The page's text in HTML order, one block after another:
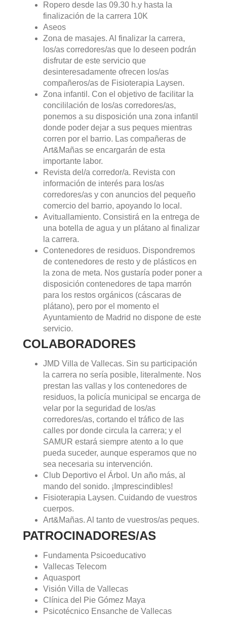
Ropero desde las 09.30 h.y hasta la
finalización de la carrera 10K
Aseos
Zona de masajes. Al finalizar la carrera,
los/as corredores/as que lo deseen podrán
disfrutar de este servicio que
desinteresadamente ofrecen los/as
compañeros/as de Fisioterapia Laysen.
Zona infantil. Con el objetivo de facilitar la
concililación de los/as corredores/as,
ponemos a su disposición una zona infantil
donde poder dejar a sus peques mientras
corren por el barrio. Las compañeras de
Art&Mañas se encargarán de esta
importante labor.
Revista del/a corredor/a. Revista con
información de interés para los/as
corredores/as y con anuncios del pequeño
comercio del barrio, apoyando lo local.
Avituallamiento. Consistirá en la entrega de
una botella de agua y un plátano al finalizar
la carrera.
Contenedores de residuos. Dispondremos
de contenedores de resto y de plásticos en
la zona de meta. Nos gustaría poder poner a
disposición contenedores de tapa marrón
para los restos orgánicos (cáscaras de
plátano), pero por el momento el
Ayuntamiento de Madrid no dispone de este
servicio.
COLABORADORES
JMD Villa de Vallecas. Sin su participación
la carrera no sería posible, literalmente. Nos
prestan las vallas y los contenedores de
residuos, la policía municipal se encarga de
velar por la seguridad de los/as
corredores/as, cortando el tráfico de las
calles por donde circula la carrera; y el
SAMUR estará siempre atento a lo que
pueda suceder, aunque esperamos que no
sea necesaria su intervención.
Club Deportivo el Árbol. Un año más, al
mando del sonido. ¡Imprescindibles!
Fisioterapia Laysen. Cuidando de vuestros
cuerpos.
Art&Mañas. Al tanto de vuestros/as peques.
PATROCINADORES/AS
Fundamenta Psicoeducativo
Vallecas Telecom
Aquasport
Visión Villa de Vallecas
Clínica del Pie Gómez Maya
Psicotécnico Ensanche de Vallecas